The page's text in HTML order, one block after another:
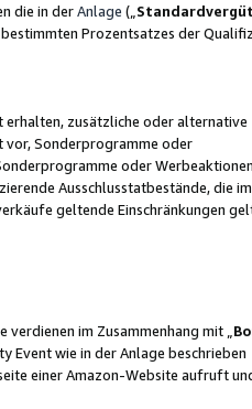
die in derAnlage („
Prozentsatzes der
erhalten, zusätzliche oder alternative
vor, Sonderprogramme oder
oder
Ausschlusstatbestände, die im
geltende Einschränkungen
im Zusammenhang mit „
Event wie in der Anlage beschrieben
einer Amazon-Website aufruft